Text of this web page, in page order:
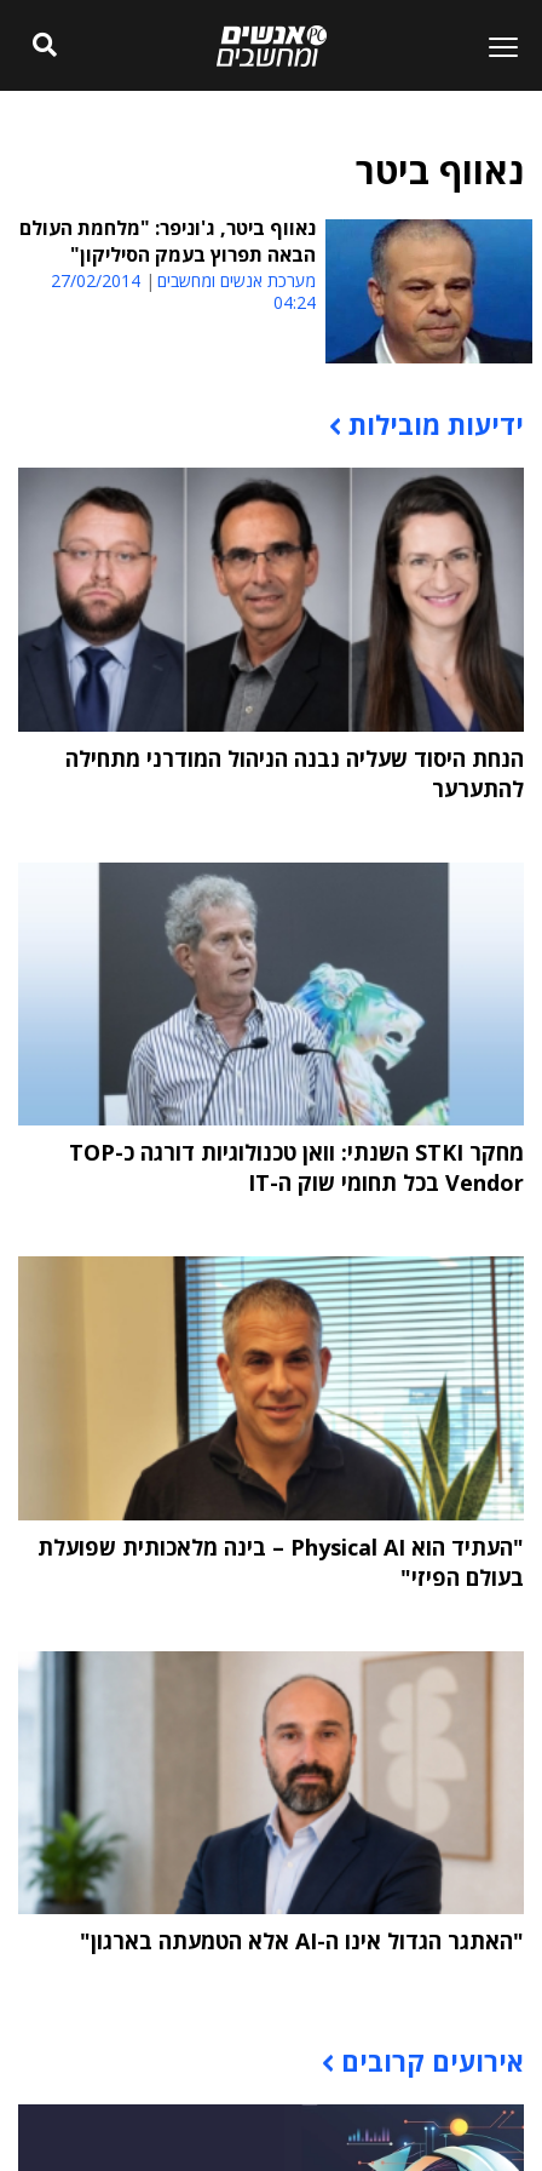
נאווף ביטר
נאווף ביטר, ג'וניפר: "מלחמת העולם
הבאה תפרוץ בעמק הסיליקון"
מערכת אנשים ומחשבים
27/02/2014
04:24
תוכן פרסומי
ידיעות מובילות
הנחת היסוד שעליה נבנה הניהול המודרני מתחילה
להתערער
מחקר STKI השנתי: וואן טכנולוגיות דורגה כ-TOP
Vendor בכל תחומי שוק ה-IT
"העתיד הוא Physical AI – בינה מלאכותית שפועלת
בעולם הפיזי"
"האתגר הגדול אינו ה-AI אלא הטמעתה בארגון"
אירועים קרובים